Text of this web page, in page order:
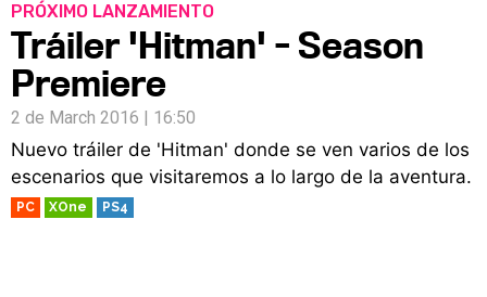
PRÓXIMO LANZAMIENTO
Tráiler 'Hitman' - Season
Premiere
2 de March 2016 | 16:50
Nuevo tráiler de 'Hitman' donde se ven varios de los
escenarios que visitaremos a lo largo de la aventura.
PC XOne PS4